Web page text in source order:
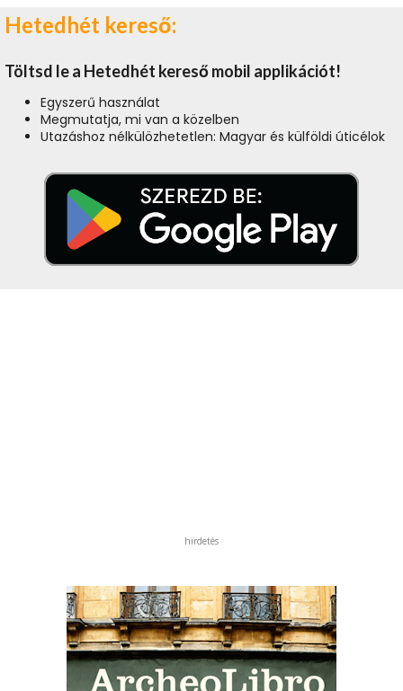
Hetedhét kereső:
Töltsd le a Hetedhét kereső mobil applikációt!
Egyszerű használat
Megmutatja, mi van a közelben
Utazáshoz nélkülözhetetlen: Magyar és külföldi úticélok
hirdetés